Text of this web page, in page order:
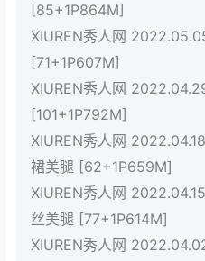
[85+1P864M]
XIUREN秀人网
[71+1P607M]
XIUREN秀人网
[101+1P792M]
XIUREN秀人网
裙美腿 [62+1P659M]
XIUREN秀人网
丝美腿 [77+1P614M]
XIUREN秀人网